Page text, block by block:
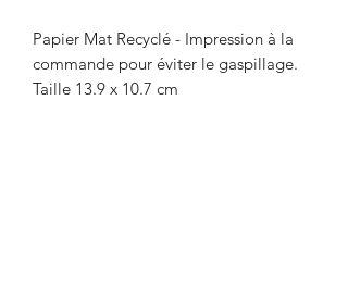
Papier Mat Recyclé - Impression à la
commande pour éviter le gaspillage.
Taille 13.9 x 10.7 cm